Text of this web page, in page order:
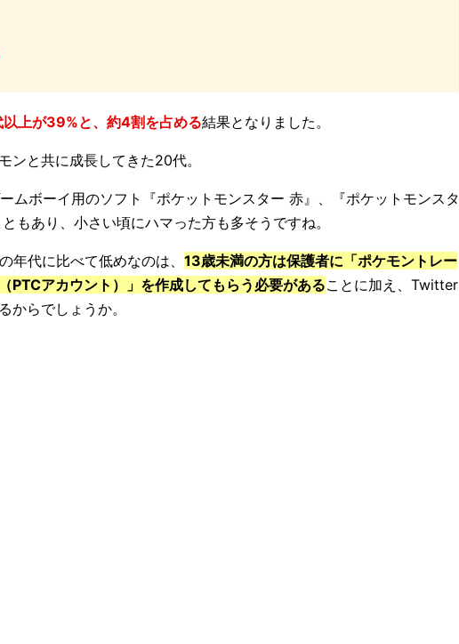
上が39%と、約4割を占める結果となりました。
ンと共に成長してきた20代。
ムボーイ用のソフト『ポケットモンスター 赤』、『ポケットモンスタ
もあり、小さい頃にハマった方も多そうですね。
年代に比べて低めなのは、 13歳未満の方は保護者に「ポケモントレー
PTCアカウント）」を作成してもらう必要があることに加え、Twitter
からでしょうか。